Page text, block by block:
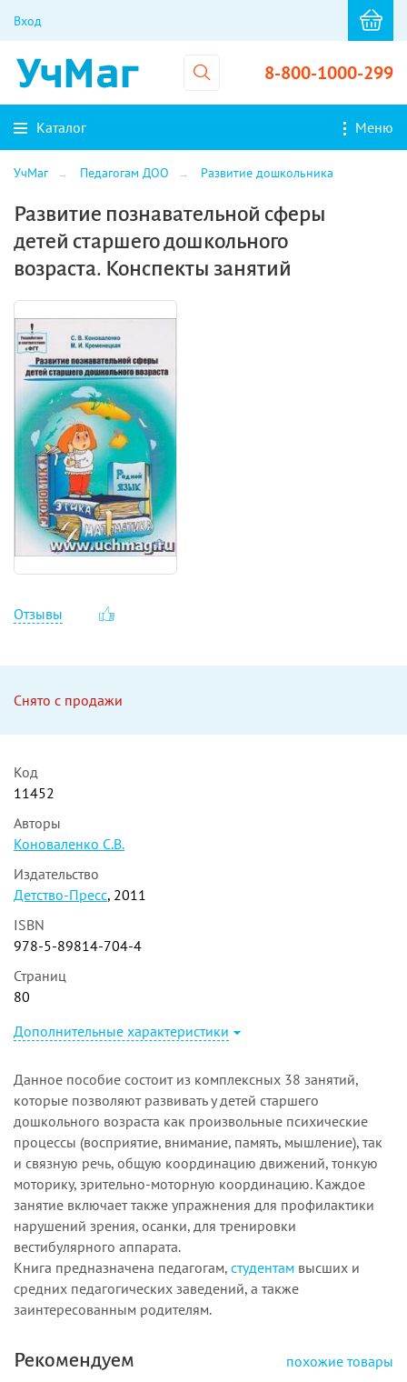
Вход
8-800-1000-299
Каталог Меню
УчМаг Педагогам ДОО Развитие дошкольника
Развитие познавательной сферы
детей старшего дошкольного
возраста. Конспекты занятий
Отзывы
Снято с продажи
Код
11452
Авторы
Коноваленко С.В.
Издательство
Детство-Пресс, 2011
ISBN
978-5-89814-704-4
Страниц
80
Дополнительные характеристики
Данное пособие состоит из комплексных 38 занятий,
которые позволяют развивать у детей старшего
дошкольного возраста как произвольные психические
процессы (восприятие, внимание, память, мышление), так
и связную речь, общую координацию движений, тонкую
моторику, зрительно-моторную координацию. Каждое
занятие включает также упражнения для профилактики
нарушений зрения, осанки, для тренировки
вестибулярного аппарата.
Книга предназначена педагогам, студентам высших и
средних педагогических заведений, а также
заинтересованным родителям.
Рекомендуем похожие товары